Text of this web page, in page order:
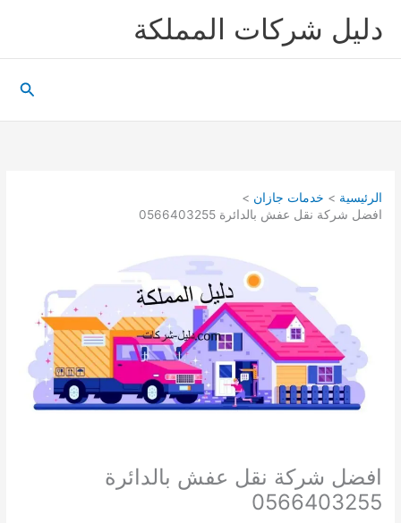
شركات المملكة
البحث
خدمات جازان
شركة نقل عفش بالدائرة 0566403255
شركة نقل عفش بالدائرة